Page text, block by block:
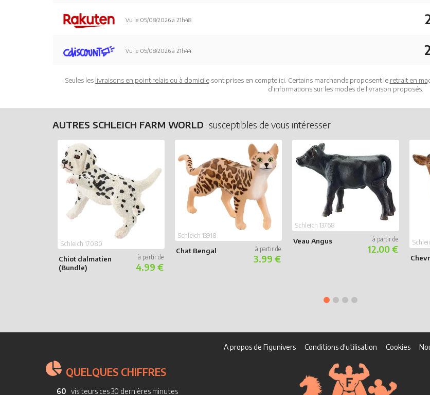
Vu le 05/08/2026 à 21h48
Vu le 05/08/2026 à 21h44
Seules les livraisons en point relais ou à domicilesont prises en compte ici. Certains marchands proposent le retrait en
d'informations sur les modes de livraison proposés.
AUTRES SCHLEICH FARM WORLD susceptibles de vous intéresser
Chiot dalmatien
(Bundle)
Schleich 17080
4.99 €
Chat Bengal
Schleich 13918
3.99 €
Veau Angus
Schleich 13768
12.00 €
A propos de Figunivers Conditions d'utilisation Cookies
QUELQUES CHIFFRES
60 visiteurs ces 30 dernières minutes